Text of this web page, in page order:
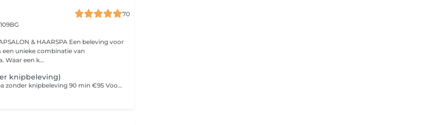
70
HAARSPA Een beleving voor
Waar een k...
knipbeleving)
Haarspa ritueel een haarspa zonder knipbeleving 90 min €95 Voor wie puur komt voor ontspanning, natuurlijke verzorging van haar & hoofdhuid, zonder knipbeleving. Een liefdevol moment voor jezelf, gericht op ontspanning, verzorging en het tot rust brengen van je hoofd en lichaam. Deze haarspa beleving begint met aromatherapie en een rustige opening met drukpunten, een heerlijk ontspannen warme kruidenolie massage, kleidetoxscrub, stoombehandeling, waterstraalmassage en uitgebreide massages van het hoofd, nek, schouders en decolleté ontstaat er meer ruimte, zachtheid en ontspanning. Afgerond met een natuurlijke styling en een rustig theemoment. Voor wie: -Even uit de drukte wil stappen, ontspanning zoekt. - Behoefte heeft aan verzorging en aanraking. - Haar en hoofdhuid intensiever wil verzorgen. - Een ontspannen haarspa wilt zonder knipbeleving. - Deze beleving geschikt is als cadeaubon.